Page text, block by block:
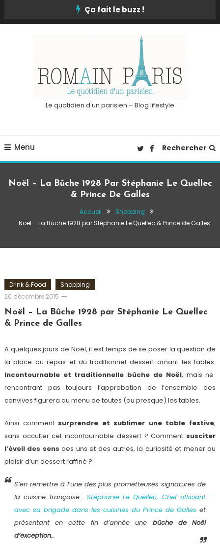
Ça fait le buzz !
Le quotidien d'un parisien – Blog lifestyle
Menu Rechercher
Noël – La Bûche 1928 Par Stéphanie Le Quellec
& Prince De Galles
Accueil
Shopping
Noël – La Bûche 1928 par Stéphanie Le Quellec & Prince de Galles
Drink & Food
Shopping
20 décembre 2015
Romain-
Paris
Noël – La Bûche 1928 par Stéphanie Le Quellec
& Prince de Galles
A quelques jours de Noël, il est temps de se poser la question de
la place du repas et du traditionnel dessert ornant les tables.
Incontournable et traditionnelle bûche de Noël, mais ne
rencontrant pas toujours l’approbation de l’ensemble des
convives figurera au menu de toutes (ou presque) les tables.
Ainsi comment surprendre et sublimer une table festive,
sans occulter cet incontournable dessert ? Comment susciter
l’éveil des sens des uns et des autres, la curiosité et mener au
plaisir d’un dessert raffiné ?
S’en remettre à l’une des plus prometteuses signatures de
la cuisine française… Stéphanie Le Quellec, Chef officiant
avec sa brigade dans les cuisines du Prince de Galles et
présentant en cette fin d’année une bûche de Noël
d’exception…